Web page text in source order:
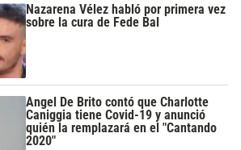
Nazarena Vélez habló por primera vez
sobre la cura de Fede Bal
Angel De Brito contó que Charlotte
Caniggia tiene Covid-19 y anunció
quién la remplazará en el "Cantando
2020"